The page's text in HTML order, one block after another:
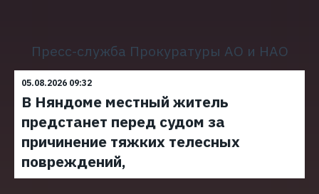
Пресс-служба Прокуратуры АО и НАО
05.08.2026 09:32
В Няндоме местный житель
предстанет перед судом за
причинение тяжких телесных
повреждений,